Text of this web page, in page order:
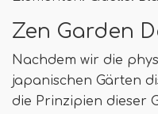
Zen Garden
Nachdem wir die
japanischen Gärten
die Prinzipien dieser